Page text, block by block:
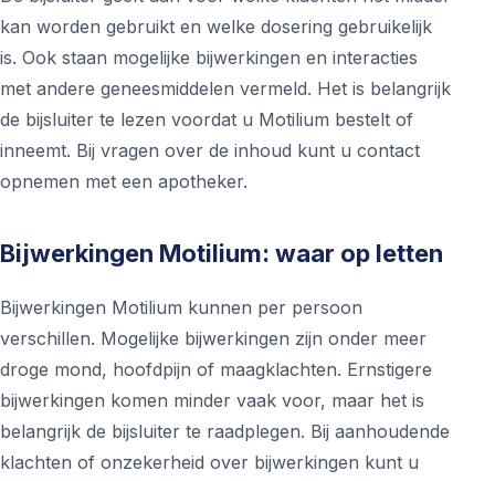
kan worden gebruikt en welke dosering gebruikelijk
is. Ook staan mogelijke bijwerkingen en interacties
met andere geneesmiddelen vermeld. Het is belangrijk
de bijsluiter te lezen voordat u Motilium bestelt of
inneemt. Bij vragen over de inhoud kunt u contact
opnemen met een apotheker.
Bijwerkingen Motilium: waar op letten
Bijwerkingen Motilium kunnen per persoon
verschillen. Mogelijke bijwerkingen zijn onder meer
droge mond, hoofdpijn of maagklachten. Ernstigere
bijwerkingen komen minder vaak voor, maar het is
belangrijk de bijsluiter te raadplegen. Bij aanhoudende
klachten of onzekerheid over bijwerkingen kunt u